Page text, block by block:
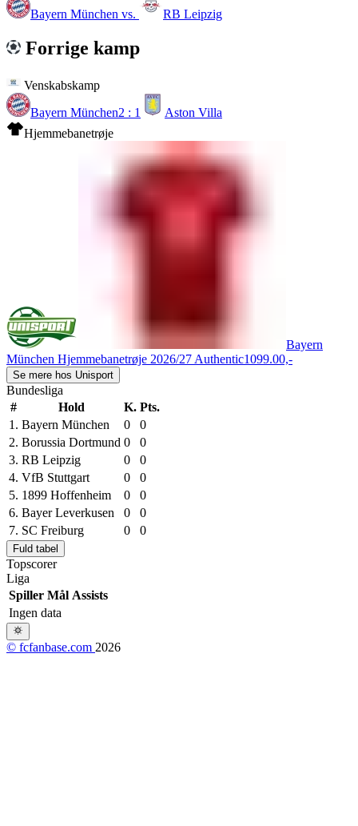
Bayern München vs. RB Leipzig
Forrige kamp
Venskabskamp
Bayern München2 : 1
Aston Villa
Hjemmebanetrøje
Bayern
München Hjemmebanetrøje 2026/27 Authentic1099.00,-
Se mere hos Unisport
Bundesliga
#
Hold K. Pts.
1. Bayern München 0
0
2. Borussia Dortmund 0
0
3. RB Leipzig 0
0
4. VfB Stuttgart 0
0
5. 1899 Hoffenheim 0
0
6. Bayer Leverkusen 0
0
7. SC Freiburg 0 0
Fuld tabel
Topscorer
Liga
Spiller Mål Assists
Ingen data
© fcfanbase.com 2026